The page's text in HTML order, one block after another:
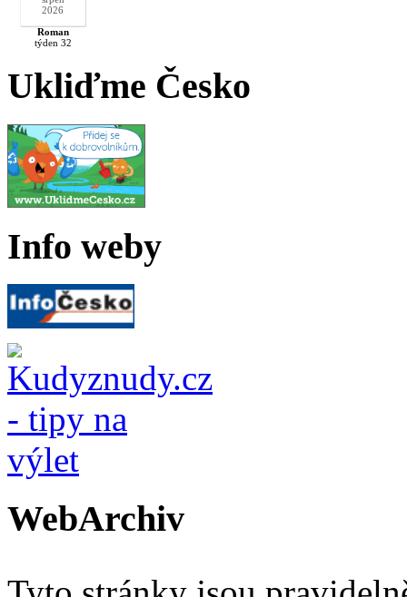
2026
Roman
týden 32
Ukliďme Česko
Info weby
WebArchiv